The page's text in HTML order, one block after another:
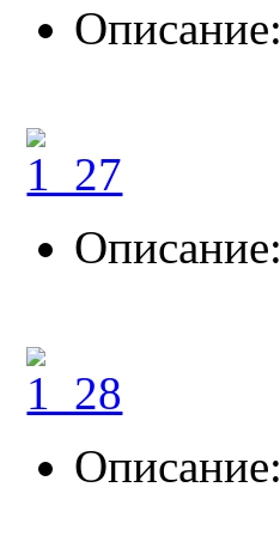
Описание:
Описание:
Описание: